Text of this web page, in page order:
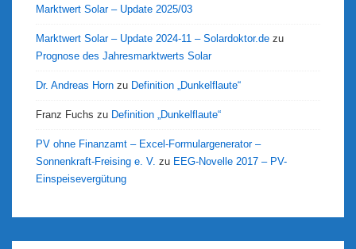
Marktwert Solar – Update 2025/03
Marktwert Solar – Update 2024-11 – Solardoktor.de zu
Prognose des Jahresmarktwerts Solar
Dr. Andreas Horn zu Definition „Dunkelflaute“
Franz Fuchs zu Definition „Dunkelflaute“
PV ohne Finanzamt – Excel-Formulargenerator –
Sonnenkraft-Freising e. V. zu EEG-Novelle 2017 – PV-
Einspeisevergütung